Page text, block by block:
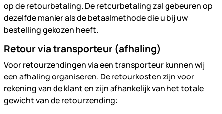
op de retourbetaling. De retourbetaling zal gebeuren op
dezelfde manier als de betaalmethode die u bij uw
bestelling gekozen heeft.
Retour via transporteur (afhaling)
Voor retourzendingen via een transporteur kunnen wij
een afhaling organiseren. De retourkosten zijn voor
rekening van de klant en zijn afhankelijk van het totale
gewicht van de retourzending: